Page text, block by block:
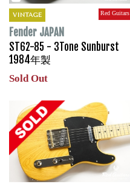
VINTAGE Red Guitars
Fender JAPAN
ST62-85 - 3Tone Sunburst
1984年製
Sold Out